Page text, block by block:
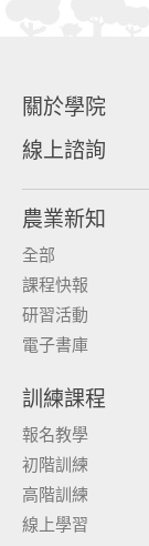
關於學院
線上諮詢
農業新知
全部
課程快報
研習活動
電子書庫
訓練課程
報名教學
初階訓練
高階訓練
線上學習